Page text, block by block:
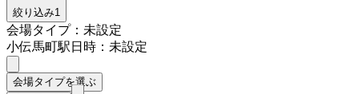
絞り込み1
会場タイプ：未設定
小伝馬町駅日時：未設定
会場タイプを選ぶ